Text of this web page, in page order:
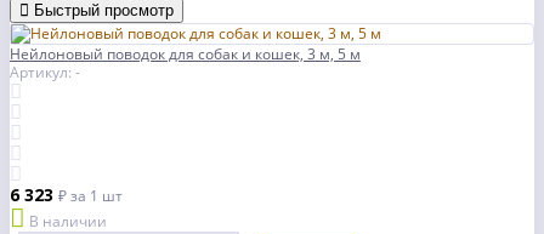
Быстрый просмотр
Нейлоновый поводок для собак и кошек, 3 м, 5 м
Артикул: -
6 323 ₽за 1 шт
В наличии